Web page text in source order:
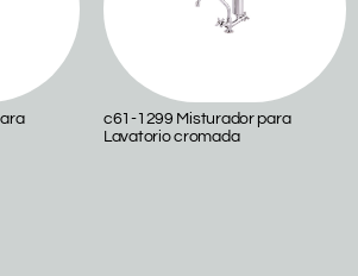
c61-1299 Misturador para
Lavatorio cromada